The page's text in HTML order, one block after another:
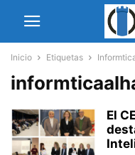
Inicio Etiquetas
El